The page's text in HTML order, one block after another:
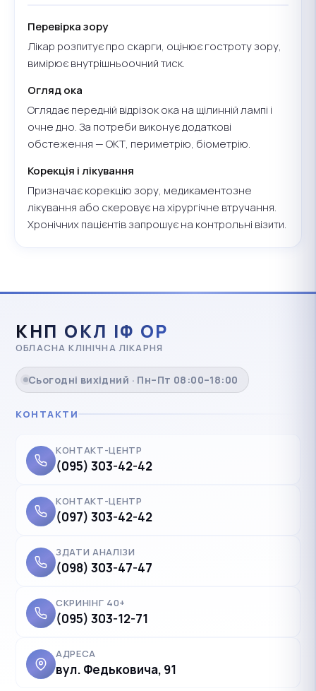
Перевірка зору
Лікар розпитує про скарги, оцінює гостроту зору,
вимірює внутрішньоочний тиск.
Огляд ока
Оглядає передній відрізок ока на щілинній лампі і
очне дно. За потреби виконує додаткові
обстеження — ОКТ, периметрію, біометрію.
Корекція і лікування
Призначає корекцію зору, медикаментозне
лікування або скеровує на хірургічне втручання.
Хронічних пацієнтів запрошує на контрольні візити.
КНП ОКЛ ІФ ОР
ОБЛАСНА КЛІНІЧНА ЛІКАРНЯ
Сьогодні вихідний · Пн–Пт 08:00–18:00
КОНТАКТИ
КОНТАКТ-ЦЕНТР
(095) 303-42-42
КОНТАКТ-ЦЕНТР
(097) 303-42-42
ЗДАТИ АНАЛІЗИ
(098) 303-47-47
СКРИНІНГ 40+
(095) 303-12-71
АДРЕСА
вул. Федьковича, 91